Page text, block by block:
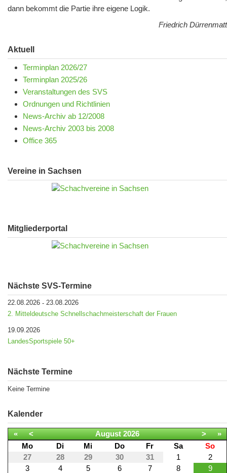
dann bekommt die Partie ihre eigene Logik.
Friedrich Dürrenmatt
Aktuell
Terminplan 2026/27
Terminplan 2025/26
Veranstaltungen des SVS
Ordnungen und Richtlinien
News-Archiv ab 12/2008
News-Archiv 2003 bis 2008
Office 365
Vereine in Sachsen
Mitgliederportal
Nächste SVS-Termine
22.08.2026 - 23.08.2026
2. Mitteldeutsche Schnellschachmeisterschaft der Frauen
19.09.2026
LandesSportspiele 50+
Nächste Termine
Keine Termine
Kalender
« < August 2026 >
»
Mo
Di Mi Do Fr Sa
So
27
28 29 30 31 1
2
3
4 5 6 7 8
9